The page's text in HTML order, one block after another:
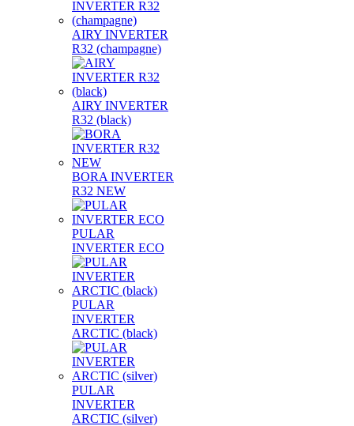
AIRY INVERTER
R32 (champagne)
AIRY INVERTER
R32 (black)
BORA INVERTER
R32 NEW
PULAR
INVERTER ECO
PULAR
INVERTER
ARCTIC (black)
PULAR
INVERTER
ARCTIC (silver)